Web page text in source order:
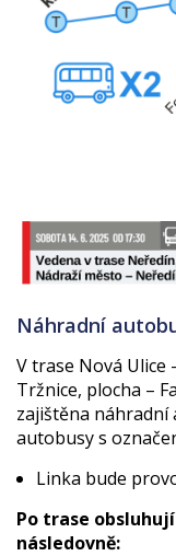
Náhradní
V trase Nová Ulice
Tržnice, plocha –
zajištěna náhradní
autobusy s
Linka bude
Po trase
následovně: